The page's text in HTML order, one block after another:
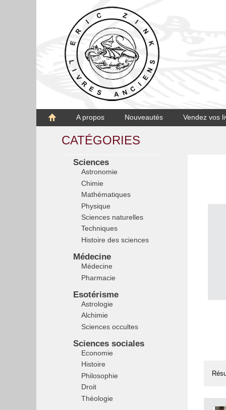
A propos Nouveautés Vendez vos
CATÉGORIES
Sciences
Astronomie
Chimie
Mathématiques
Physique
Sciences naturelles
Techniques
Histoire des sciences
Médecine
Médecine
Pharmacie
Esotérisme
Astrologie
Alchimie
Sciences occultes
Sciences sociales
Economie
Histoire
Philosophie
Droit
Théologie